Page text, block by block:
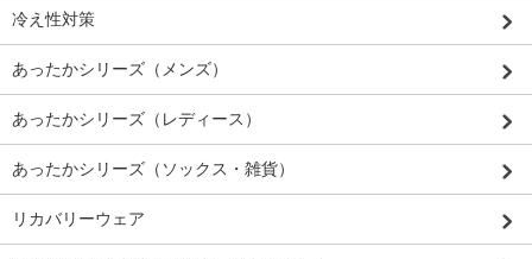
冷え性対策
あったかシリーズ（メンズ）
あったかシリーズ（レディース）
あったかシリーズ（ソックス・雑貨）
リカバリーウェア